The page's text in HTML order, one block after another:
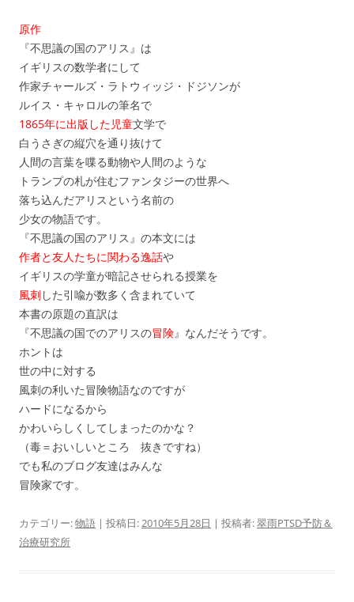
原作
『不思議の国のアリス』は
イギリスの数学者にして
作家チャールズ・ラトウィッジ・ドジソンが
ルイス・キャロルの筆名で
1865年に出版した児童文学で
白うさぎの縦穴を通り抜けて
人間の言葉を喋る動物や人間のような
トランプの札が住むファンタジーの世界へ
落ち込んだアリスという名前の
少女の物語です。
『不思議の国のアリス』の本文には
作者と友人たちに関わる逸話や
イギリスの学童が暗記させられる授業を
風刺した引喩が数多く含まれていて
本書の原題の直訳は
『不思議の国でのアリスの冒険』なんだそうです。
ホントは
世の中に対する
風刺の利いた冒険物語なのですが
ハードになるから
かわいらしくしてしまったのかな？
（毒＝おいしいところ 抜きですね）
でも私のブログ友達はみんな
冒険家です。
カテゴリー:物語 | 投稿日:2010年5月28日 | 投稿者:翠雨PTSD予防＆
治療研究所